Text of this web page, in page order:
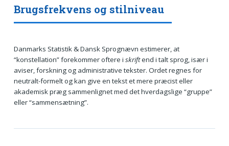
Brugsfrekvens og stilniveau
Danmarks Statistik & Dansk Sprognævn estimerer, at
“konstellation” forekommer oftere i skriftend i talt sprog, især i
aviser, forskning og administrative tekster. Ordet regnes for
neutralt-formelt og kan give en tekst et mere præcist eller
akademisk præg sammenlignet med det hverdagslige “gruppe”
eller “sammensætning”.